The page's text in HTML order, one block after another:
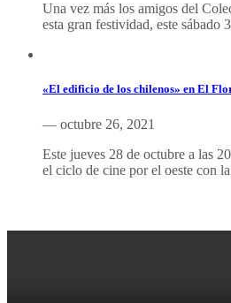
Una vez más los amigos del
esta gran festividad, este sábado
«El edificio de los chilenos» en El
— octubre 26, 2021
Este jueves 28 de octubre a las
el ciclo de cine por el oeste con